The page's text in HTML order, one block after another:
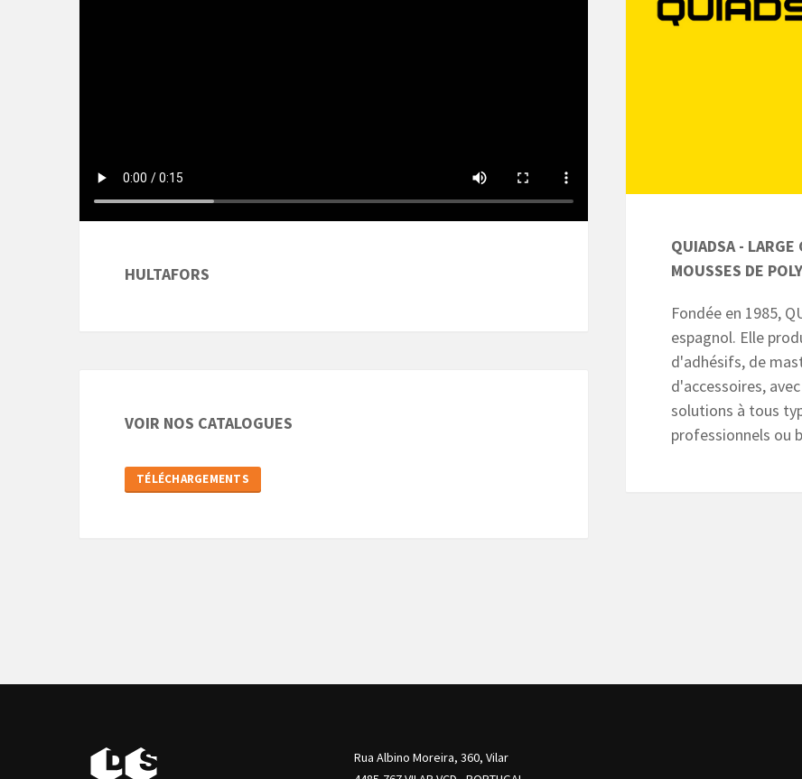
QUIADSA -
MOUSSES DE
Fondée en 1985,
espagnol. Elle
d'adhésifs, de
d'accessoires,
solutions à tous
professionnels ou
HULTAFORS
VOIR NOS CATALOGUES
TÉLÉCHARGEMENTS
Rua Albino Moreira, 360, Vilar